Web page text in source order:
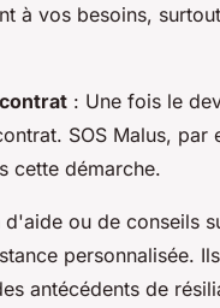
à vos besoins,
: Une fois le
SOS Malus,
cette démarche.
ou de conseils
personnalisée.
antécédents de